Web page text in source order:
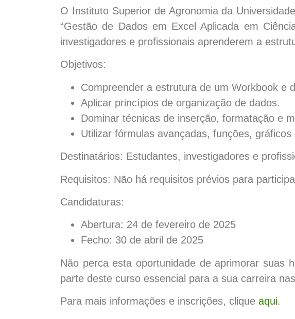
O Instituto Superior de Agronomia da
“Gestão de Dados em Excel Aplicada em
investigadores e profissionais aprenderem a
Objetivos:
Compreender a estrutura de um Workbook e
Aplicar princípios de organização de dados.
Dominar técnicas de inserção, formatação e
Utilizar fórmulas avançadas, funções,
Destinatários: Estudantes, investigadores e
Requisitos: Não há requisitos prévios para
Candidaturas:
Abertura: 24 de fevereiro de 2025
Fecho: 30 de abril de 2025
Não perca esta oportunidade de aprimorar suas
parte deste curso essencial para a sua carreira
Para mais informações e inscrições, clique aqui.